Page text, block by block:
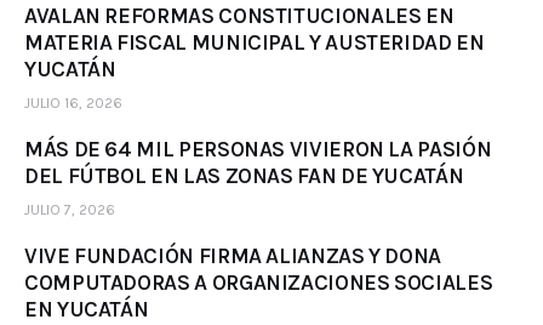
AVALAN REFORMAS CONSTITUCIONALES EN
MATERIA FISCAL MUNICIPAL Y AUSTERIDAD EN
YUCATÁN
JULIO 16, 2026
MÁS DE 64 MIL PERSONAS VIVIERON LA PASIÓN
DEL FÚTBOL EN LAS ZONAS FAN DE YUCATÁN
JULIO 7, 2026
VIVE FUNDACIÓN FIRMA ALIANZAS Y DONA
COMPUTADORAS A ORGANIZACIONES SOCIALES
EN YUCATÁN